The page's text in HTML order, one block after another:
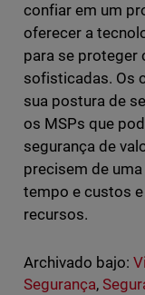
confiar em um
oferecer a
para se proteger
sofisticadas. Os
sua postura de
os MSPs que
segurança de
precisem de
tempo e custos
recursos.
Archivado bajo:
Segurança,